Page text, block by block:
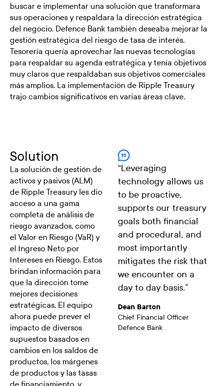
buscar e implementar una solución que transformara
sus operaciones y respaldara la dirección estratégica
del negocio. Defence Bank también deseaba mejorar la
gestión estratégica del riesgo de tasa de interés.
Tesorería quería aprovechar las nuevas tecnologías
para respaldar su agenda estratégica y tenía objetivos
muy claros que respaldaban sus objetivos comerciales
más amplios. La implementación de Ripple Treasury
trajo cambios significativos en varias áreas clave.
Solution
La solución de gestión de
activos y pasivos (ALM)
de Ripple Treasury les dio
acceso a una gama
completa de análisis de
riesgo avanzados, como
el Valor en Riesgo (VaR) y
el Ingreso Neto por
Intereses en Riesgo. Estos
brindan información para
que la dirección tome
mejores decisiones
estratégicas. El equipo
ahora puede prever el
impacto de diversos
supuestos basados en
cambios en los saldos de
productos, los márgenes
de productos y las tasas
de financiamiento, y
“Leveraging
technology allows us
to be proactive,
supports our treasury
goals both financial
and procedural, and
most importantly
mitigates the risk that
we encounter on a
day to day basis.”
Dean Barton
Chief Financial Officer
Defence Bank